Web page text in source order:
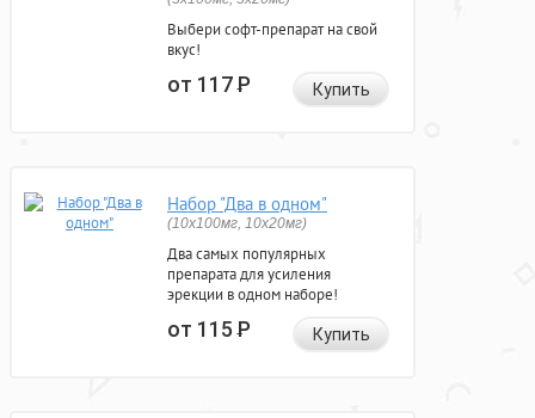
Выбери софт-препарат на свой
вкус!
от 117Р Купить
Набор "Два в одном"
(10x100мг, 10x20мг)
Два самых популярных
препарата для усиления
эрекции в одном наборе!
от 115Р Купить